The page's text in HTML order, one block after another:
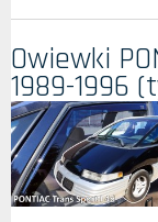
Owiewki
1989-1996